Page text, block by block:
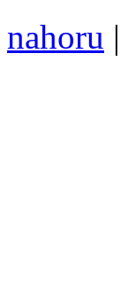
nahoru |